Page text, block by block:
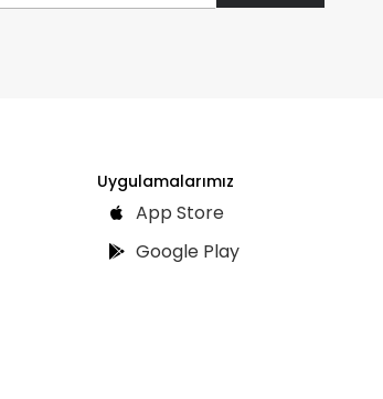
Uygulamalarımız
App Store
Google Play